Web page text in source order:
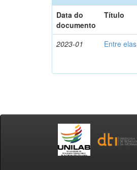
Data do
documento
Título
2023-01 Entre elas